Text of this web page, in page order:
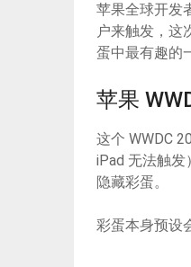
苹果全球开发
户来触发，这
蛋中最有趣的
苹果
这个 WWDC
iPad 无法触发
隐藏彩蛋。
彩蛋本身预设